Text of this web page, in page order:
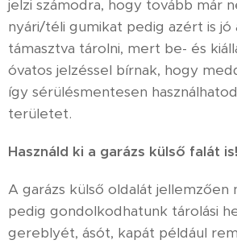
jelzi számodra, hogy tovább már
nyári/téli gumikat pedig azért is jó
támasztva tárolni, mert be- és
óvatos jelzéssel bírnak, hogy
így sérülésmentesen
területet.
Használd ki a garázs külső falát is!
A garázs külső oldalát jellemzően
pedig gondolkodhatunk tárolási
gereblyét, ásót, kapát például